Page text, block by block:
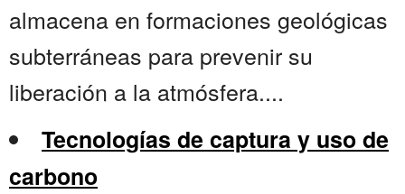
almacena en formaciones geológicas
subterráneas para prevenir su
liberación a la atmósfera....
Tecnologías de captura y uso de
carbono